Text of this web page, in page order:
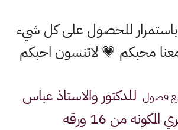
باستمرار للحصول على كل شيء
محبكم 💗 لاتنسون احبكم
فصول للدكتور والاستاذ عباس
المكونه من 16 ورقه